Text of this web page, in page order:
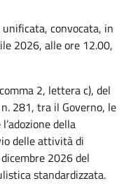
unificata, convocata, in
2026, alle ore 12.00,
2, lettera c), del
281, tra il Governo, le
della
delle attività di
2026 del
standardizzata.